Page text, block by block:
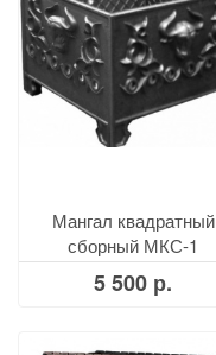
Мангал квадратный
сборный МКС-1
5 500 р.